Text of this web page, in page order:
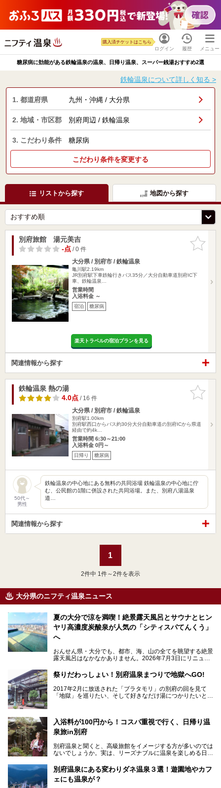
ログイン
購入済チケットはこちら
履歴 メニュー
糖尿病に効能がある鉄輪温泉の温泉、日帰り温泉、スーパー銭湯おすすめ2選
鉄輪温泉について詳しく知る >
1. 都道府県 九州・沖縄 / 大分県
2. 地域・市区郡 別府周辺 / 鉄輪温泉
3. こだわり条件 糖尿病
こだわり条件を変更する
リストから探す 地図から探す
お気に入
りに追加
別府旅館 湯元美吉
-点/ 0 件
大分県 / 別府市 / 鉄輪温泉
亀川駅2.19km
JR別府駅下車鉄輪行きバス35分／大分自動車道別府IC下
車、鉄輪温泉…
営業時間
入浴料金 ～
宿泊 糖尿病
楽天トラベルの宿泊プランを見る
関連情報から探す
お気に入
りに追加
鉄輪温泉 熱の湯
4.0点/ 16 件
大分県 / 別府市 / 鉄輪温泉
別府駅1.00km
別府駅西口からバス約30分大分自動車道の別府ICから県道
経由で約4k…
営業時間 6:30～21:00
入浴料金 0円～
日帰り 糖尿病
50代～
男性
鉄輪温泉の中心地にある無料の共同浴場 鉄輪温泉の中心地に佇
む、公民館の1階に併設された共同浴場。また、別府八湯温泉
道…
関連情報から探す
1
2件中 1件～2件を表示
大分県のニフティ温泉ニュース
夏の大分で涼を満喫！絶景露天風呂とサウナとヒン
ヤリ高濃度炭酸泉が人気の「シティスパてんくう」
へ
おんせん県・大分でも、都市、海、山の全てを眺望する絶景
露天風呂はなかなかありません。2026年7月3日にリニュー
てんくう(CITY SPA てんくう)」は、なんとJR大分駅直結と
いう利便性の高さ！
地上80mという圧倒的な開放感が魅力。温泉、ロウリュサウ
ナ、そしてひんやりとした約27度の高濃度炭酸泉で交互浴
併設の「JR九州ホテル ブラッサム大分」に泊まって、この
「シティスパてんくう」をたっぷり満喫してきたのでレポー
ルダウンできるスイーツ情報と併せてお楽しみください！
提供元：大分県【PR】
この記事は大分県のPR記事です。
祭りだわっしょい！別府温泉まつりで地獄へGO!
2017年2月に放送された「ブラタモリ」の別府の回を見て
「地獄」を巡りたい、そして好きなだけ湯につかりたいと切
まつり」が開催されます。その期間は嬉しいことに100以上
の共同浴場がなんと無料開放されるんです！普段から入浴料
が100円と安いのに、いいんですかタダにしちゃって!?
しかも4/2には「東京ディズニーリゾートスペシャルパレー
ド」も行われます。つまり別府に行けば「地獄」も「ミッキ
ーマウス」も拝める稀有なイベントですよ、これは行くしか
ない！
源泉数、湧出量ともに日本一の温泉県とも言われる大分県。
入浴料が100円から！コスパ重視で行く、日帰り温
泉旅in別府
別府温泉と聞くと、高級旅館をイメージする方が多いのでは
ないでしょうか。実は、リーズナブルに温泉を楽しめる日帰
で楽しめる「大分県の別府温泉」に注目してみました。
ニフティ温泉がオススメする温泉施設を紹介しちゃいます！
別府温泉にある変わりダネ温泉３選！遊園地やカフ
ェにも温泉が？